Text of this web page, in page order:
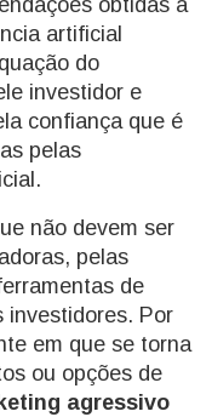
obtidas a
artificial
do
investidor e
confiança que é
pelas
não devem ser
pelas
de
investidores. Por
em que se torna
ou opções de
agressivo